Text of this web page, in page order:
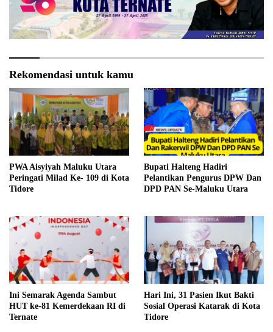
Rekomendasi untuk kamu
PWA Aisyiyah Maluku Utara
Peringati Milad Ke- 109 di Kota
Tidore
Bupati Halteng Hadiri
Pelantikan Pengurus DPW Dan
DPD PAN Se-Maluku Utara
Ini Semarak Agenda Sambut
HUT ke-81 Kemerdekaan RI di
Ternate
Hari Ini, 31 Pasien Ikut Bakti
Sosial Operasi Katarak di Kota
Tidore